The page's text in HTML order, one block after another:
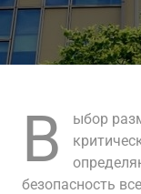
В
ыбор
безопасность